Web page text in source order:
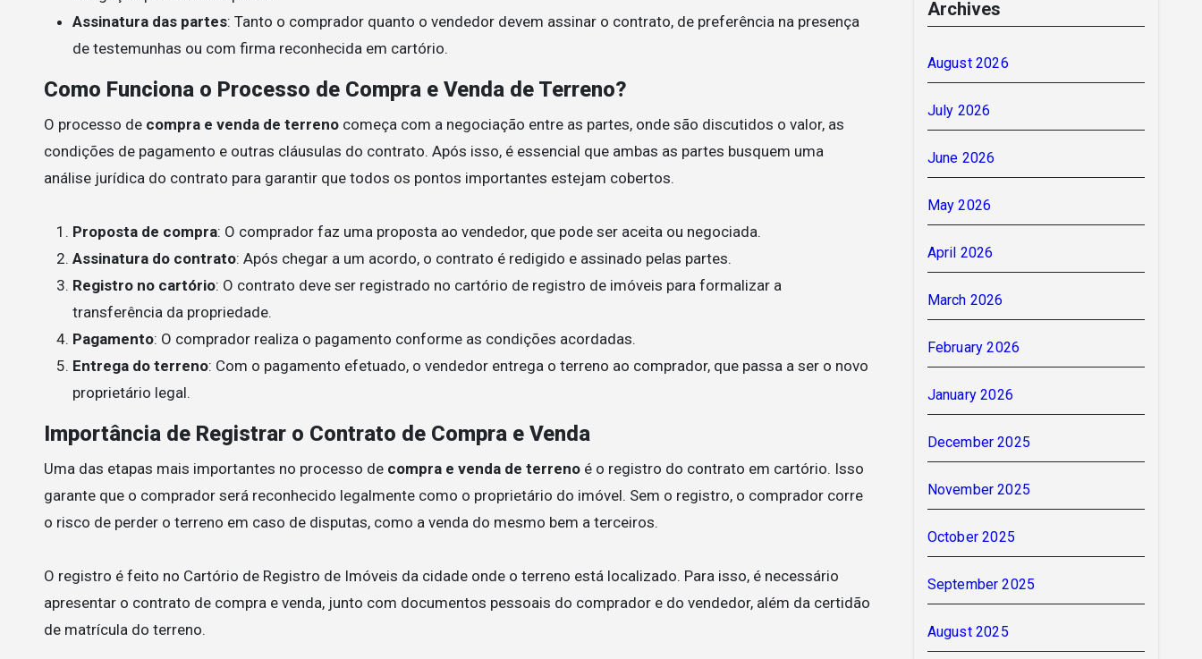
Assinatura das partes: Tanto o comprador quanto o vendedor devem assinar o contrato, de preferência na presença
de testemunhas ou com firma reconhecida em cartório.
Como Funciona o Processo de Compra e Venda de Terreno?
O processo de compra e venda de terreno começa com a negociação entre as partes, onde são discutidos o valor, as
condições de pagamento e outras cláusulas do contrato. Após isso, é essencial que ambas as partes busquem uma
análise jurídica do contrato para garantir que todos os pontos importantes estejam cobertos.
Proposta de compra: O comprador faz uma proposta ao vendedor, que pode ser aceita ou negociada.
Assinatura do contrato: Após chegar a um acordo, o contrato é redigido e assinado pelas partes.
Registro no cartório: O contrato deve ser registrado no cartório de registro de imóveis para formalizar a
transferência da propriedade.
Pagamento: O comprador realiza o pagamento conforme as condições acordadas.
Entrega do terreno: Com o pagamento efetuado, o vendedor entrega o terreno ao comprador, que passa a ser o novo
proprietário legal.
Importância de Registrar o Contrato de Compra e Venda
Uma das etapas mais importantes no processo de compra e venda de terreno é o registro do contrato em cartório. Isso
garante que o comprador será reconhecido legalmente como o proprietário do imóvel. Sem o registro, o comprador corre
o risco de perder o terreno em caso de disputas, como a venda do mesmo bem a terceiros.
O registro é feito no Cartório de Registro de Imóveis da cidade onde o terreno está localizado. Para isso, é necessário
apresentar o contrato de compra e venda, junto com documentos pessoais do comprador e do vendedor, além da certidão
de matrícula do terreno.
Archives
August 2026
July 2026
June 2026
May 2026
April 2026
March 2026
February 2026
January 2026
December 2025
November 2025
October 2025
September 2025
August 2025